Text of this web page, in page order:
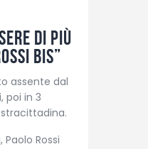
di più
bis”
assente dal
poi in 3
Rossi